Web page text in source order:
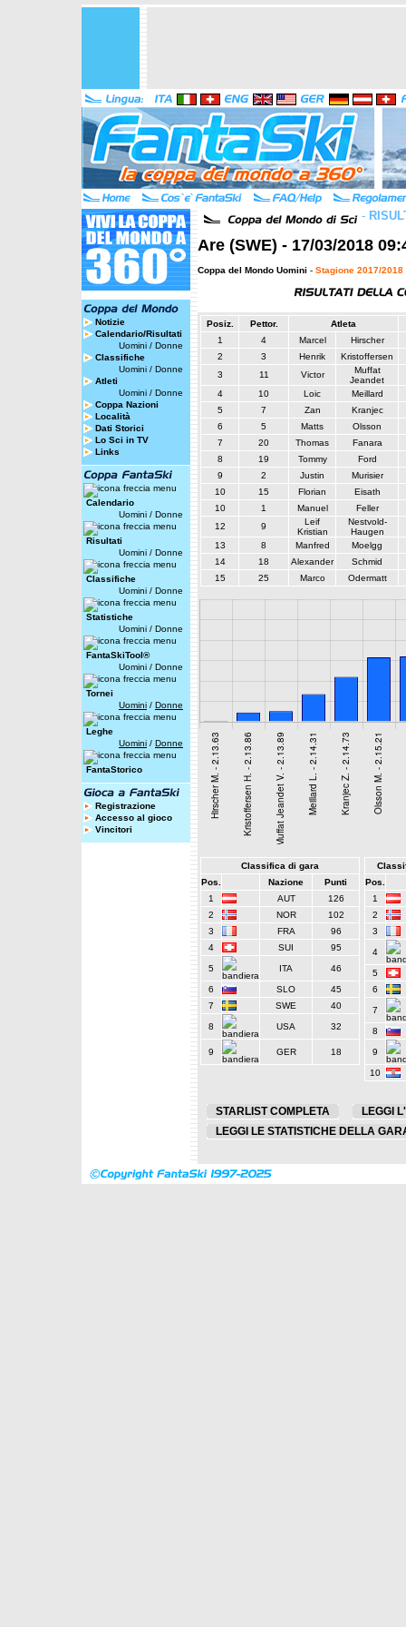
Notizie
Calendario/Risultati
Uomini / Donne
Classifiche
Uomini / Donne
Atleti
Uomini / Donne
Coppa Nazioni
Località
Dati Storici
Lo Sci in TV
Links
Calendario
Uomini / Donne
Risultati
Uomini / Donne
Classifiche
Uomini / Donne
Statistiche
Uomini / Donne
FantaSkiTool®
Uomini / Donne
Tornei
Uomini / Donne
Leghe
Uomini / Donne
FantaStorico
Registrazione
Accesso al gioco
Vincitori
-
Are (SWE) - 17/03/2018
Coppa del Mondo Uomini - Stagione 2017/2018
Posiz. Pettor.
Atleta
1
4 Marcel
Hirscher
2
3 Henrik
Kristoffersen
3
11 Victor
Muffat
Jeandet
4
10 Loic
Meillard
5
7 Zan
Kranjec
6
5 Matts
Olsson
7
20 Thomas
Fanara
8
19 Tommy
Ford
9
2 Justin
Murisier
10
15 Florian
Eisath
10
1 Manuel
Feller
12
9
Leif
Kristian
Nestvold-
Haugen
13
8 Manfred
Moelgg
14
18 Alexander
Schmid
15
25 Marco Odermatt
Classifica di gara
Pos.
Nazione
Punti
1
AUT
126
2
NOR
102
3
FRA
96
4
SUI 95
5 ITA 46
6 SLO
45
7
SWE 40
8 USA 32
9 GER 18
Pos.
1
2
3
4
5
6
7
8
9
10
STARLIST COMPLETA
LEGGI
LEGGI LE STATISTICHE DELLA